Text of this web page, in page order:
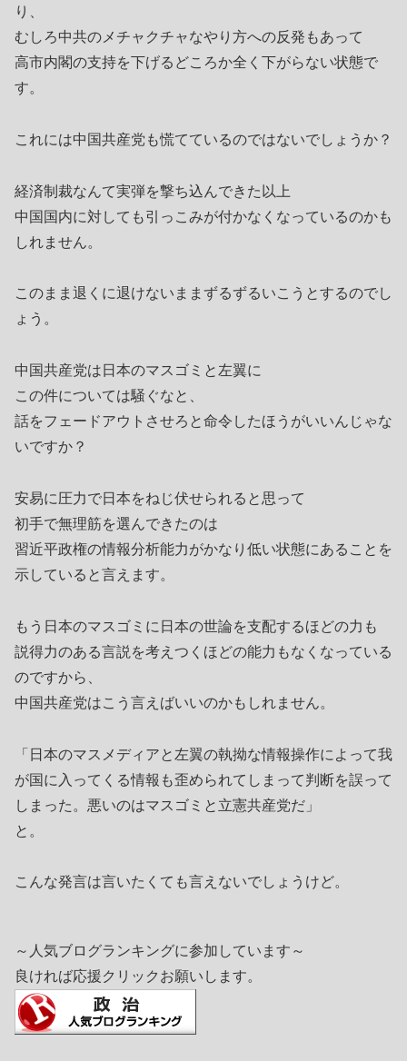
り、
むしろ中共のメチャクチャなやり方への反発もあって
高市内閣の支持を下げるどころか全く下がらない状態で
す。
これには中国共産党も慌てているのではないでしょうか？
経済制裁なんて実弾を撃ち込んできた以上
中国国内に対しても引っこみが付かなくなっているのかも
しれません。
このまま退くに退けないままずるずるいこうとするのでし
ょう。
中国共産党は日本のマスゴミと左翼に
この件については騒ぐなと、
話をフェードアウトさせろと命令したほうがいいんじゃな
いですか？
安易に圧力で日本をねじ伏せられると思って
初手で無理筋を選んできたのは
習近平政権の情報分析能力がかなり低い状態にあることを
示していると言えます。
もう日本のマスゴミに日本の世論を支配するほどの力も
説得力のある言説を考えつくほどの能力もなくなっている
のですから、
中国共産党はこう言えばいいのかもしれません。
「日本のマスメディアと左翼の執拗な情報操作によって我
が国に入ってくる情報も歪められてしまって判断を誤って
しまった。悪いのはマスゴミと立憲共産党だ」
と。
こんな発言は言いたくても言えないでしょうけど。
～人気ブログランキングに参加しています～
良ければ応援クリックお願いします。